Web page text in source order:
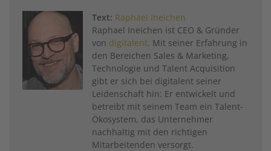
Text: Raphael Ineichen
Raphael Ineichen ist CEO & Gründer
von digitalent. Mit seiner Erfahrung in
den Bereichen Sales & Marketing,
Technologie und Talent Acquisition
gibt er sich bei digitalent seiner
Leidenschaft hin: Er entwickelt und
betreibt mit seinem Team ein Talent-
Ökosystem, das Unternehmer
nachhaltig mit den richtigen
Mitarbeitenden versorgt.